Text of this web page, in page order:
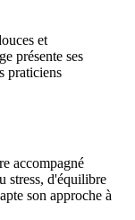
et
présente ses
praticiens
accompagné
stress, d'équilibre
son approche à